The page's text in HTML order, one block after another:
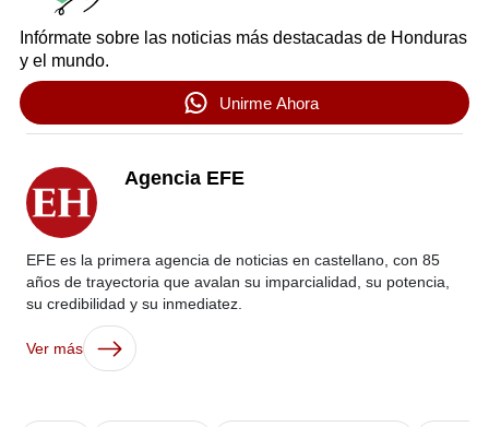
Infórmate sobre las noticias más destacadas de Honduras
y el mundo.
Unirme Ahora
Agencia EFE
EFE es la primera agencia de noticias en castellano, con 85
años de trayectoria que avalan su imparcialidad, su potencia,
su credibilidad y su inmediatez.
Ver más